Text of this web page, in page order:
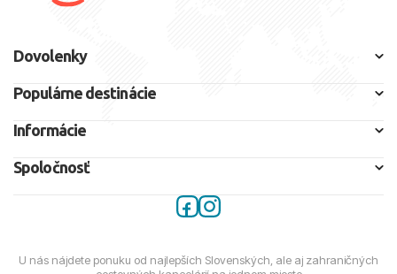
Dovolenky
Populárne destinácie
Informácie
Spoločnosť
U nás nájdete ponuku od najlepších Slovenských, ale aj zahraničných